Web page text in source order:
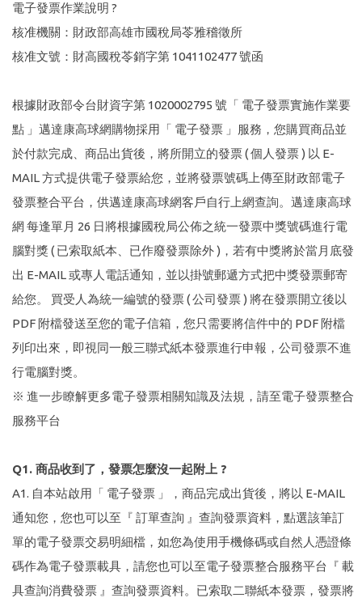
電子發票作業說明 ?
核准機關：財政部高雄市國稅局苓雅稽徵所
核准文號：財高國稅苓銷字第 1041102477 號函
根據財政部令台財資字第 1020002795 號「 電子發票實施作業要
點 」邁達康高球網購物採用「 電子發票 」服務，您購買商品並
於付款完成、商品出貨後，將所開立的發票 ( 個人發票 ) 以 E-
MAIL 方式提供電子發票給您，並將發票號碼上傳至財政部電子
發票整合平台，供邁達康高球網客戶自行上網查詢。邁達康高球
網 每逢單月 26 日將根據國稅局公佈之統一發票中獎號碼進行電
腦對獎 ( 已索取紙本、已作廢發票除外 )，若有中獎將於當月底發
出 E-MAIL 或專人電話通知，並以掛號郵遞方式把中獎發票郵寄
給您。 買受人為統一編號的發票 ( 公司發票 ) 將在發票開立後以
PDF 附檔發送至您的電子信箱，您只需要將信件中的 PDF 附檔
列印出來，即視同一般三聯式紙本發票進行申報，公司發票不進
行電腦對獎。
※ 進一步瞭解更多電子發票相關知識及法規，請至電子發票整合
服務平台
Q1. 商品收到了，發票怎麼沒一起附上 ?
A1. 自本站啟用「 電子發票 」，商品完成出貨後，將以 E-MAIL
通知您，您也可以至『 訂單查詢 』查詢發票資料，點選該筆訂
單的電子發票交易明細檔，如您為使用手機條碼或自然人憑證條
碼作為電子發票載具，請您也可以至電子發票整合服務平台『 載
具查詢消費發票 』查詢發票資料。已索取二聯紙本發票，發票將